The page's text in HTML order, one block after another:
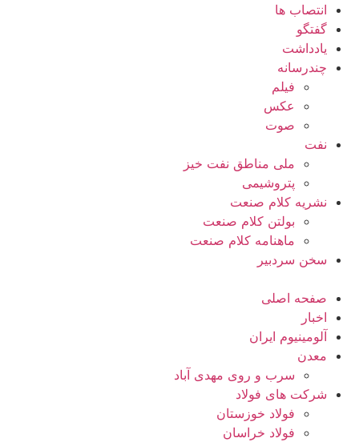
انتصاب ها
گفتگو
یادداشت
چندرسانه
فیلم
عکس
صوت
نفت
ملی مناطق نفت خیز
پتروشیمی
نشریه کلام صنعت
بولتن کلام صنعت
ماهنامه کلام صنعت
سخن سردبیر
صفحه اصلی
اخبار
آلومینیوم ایران
معدن
سرب و روی مهدی آباد
شرکت های فولاد
فولاد خوزستان
فولاد خراسان